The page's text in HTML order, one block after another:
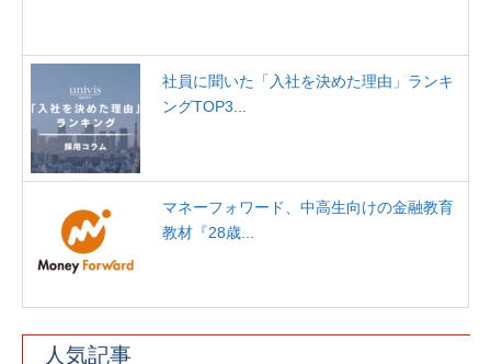
社員に聞いた「入社を決めた理由」ランキ
ングTOP3...
マネーフォワード、中高生向けの金融教育
教材『28歳...
人気記事